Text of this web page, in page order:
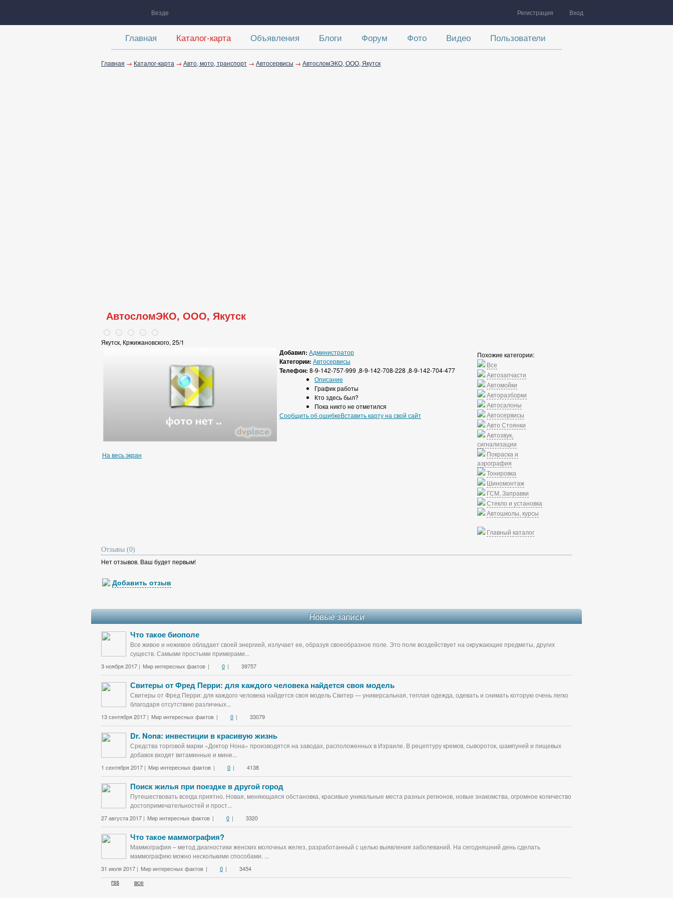
Везде Регистрация Вход
Главная Каталог-карта Объявления Блоги Форум Фото Видео Пользователи
Главная → Каталог-карта → Авто, мото, транспорт → Автосервисы → АвтосломЭКО, ООО, Якутск
АвтосломЭКО, ООО, Якутск
Якутск, Кржижановского, 25/1
На весь экран
Добавил: Администратор
Категории: Автосервисы
Телефон: 8-9-142-757-999 ,8-9-142-708-228 ,8-9-142-704-477
Описание
График работы
Кто здесь был?
Пока никто не отметился
Сообщить об ошибкеВставить карту на свой сайт
Похожие категории:
Все
Автозапчасти
Автомойки
Авторазборки
Автосалоны
Автосервисы
Авто Стоянки
Автозвук,
сигнализации
Покраска и
аэрография
Тонировка
Шиномонтаж
ГСМ, Заправки
Стекло и установка
Автошколы, курсы
Главный каталог
Отзывы (0)
Нет отзывов. Ваш будет первым!
Добавить отзыв
Новые записи
Что такое биополе
Все живое и неживое обладает своей энергией, излучает ее, образуя своеобразное поле. Это поле воздействует на окружающие предметы, других
существ. Самыми простыми примерами...
3 ноября 2017 | Мир интересных фактов | 0 | 39757
Свитеры от Фред Перри: для каждого человека найдется своя модель
Свитеры от Фред Перри: для каждого человека найдется своя модель Свитер — универсальная, теплая одежда, одевать и снимать которую очень легко
благодаря отсутствию различных...
13 сентября 2017 | Мир интересных фактов | 0 | 33079
Dr. Nona: инвестиции в красивую жизнь
Средства торговой марки «Доктор Нона» производятся на заводах, расположенных в Израиле. В рецептуру кремов, сывороток, шампуней и пищевых
добавок входят витаминные и мине...
1 сентября 2017 | Мир интересных фактов | 0 | 4138
Поиск жилья при поездке в другой город
Путешествовать всегда приятно. Новая, меняющаяся обстановка, красивые уникальные места разных регионов, новые знакомства, огромное количество
достопримечательностей и прост...
27 августа 2017 | Мир интересных фактов | 0 | 3320
Что такое маммография?
Маммография – метод диагностики женских молочных желез, разработанный с целью выявления заболеваний. На сегодняшний день сделать
маммографию можно несколькими способами. ...
31 июля 2017 | Мир интересных фактов | 0 | 3454
rss все